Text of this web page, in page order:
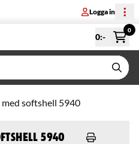
Logga in
0:-
0
med softshell 5940
5940